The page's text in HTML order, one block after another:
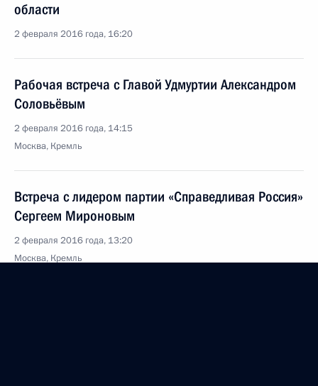
области
2 февраля 2016 года, 16:20
Рабочая встреча с Главой Удмуртии Александром
Соловьёвым
2 февраля 2016 года, 14:15
Москва, Кремль
Встреча с лидером партии «Справедливая Россия»
Сергеем Мироновым
2 февраля 2016 года, 13:20
Москва, Кремль